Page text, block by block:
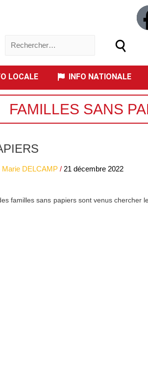
LOCALE INFO NATIONALE
FAMILLES SANS
Marie DELCAMP / 21 décembre 2022
familles sans papiers sont venus chercher